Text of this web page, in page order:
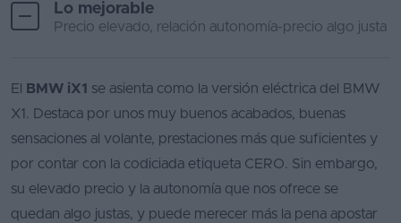
Lo mejorable
Precio elevado, relación autonomía-precio algo justa
El BMW iX1 se asienta como la versión eléctrica del BMW
X1. Destaca por unos muy buenos acabados, buenas
sensaciones al volante, prestaciones más que suficientes y
por contar con la codiciada etiqueta CERO. Sin embargo,
su elevado precio y la autonomía que nos ofrece se
quedan algo justas, y puede merecer más la pena apostar